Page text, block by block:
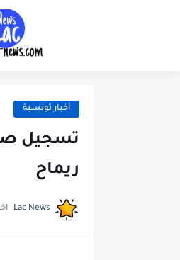
أخبار تونسية
تسجيل
ريماح
Lac News